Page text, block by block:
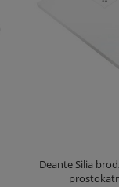
Deante Silia